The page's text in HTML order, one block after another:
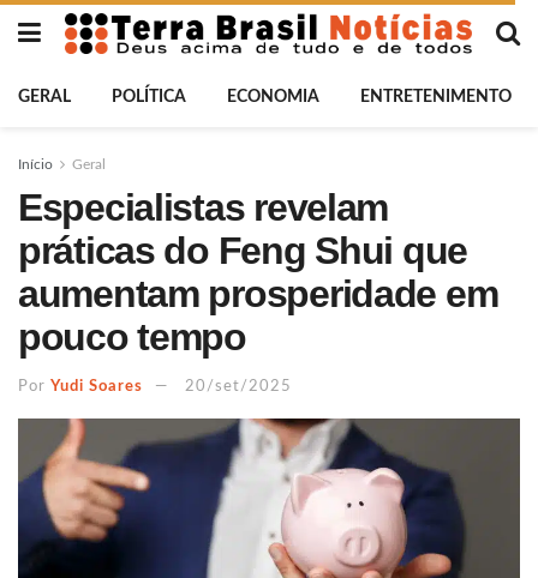
GERAL POLÍTICA ECONOMIA ENTRETENIMENTO
Início Geral
Especialistas revelam
práticas do Feng Shui que
aumentam prosperidade em
pouco tempo
Por Yudi Soares 20/set/2025